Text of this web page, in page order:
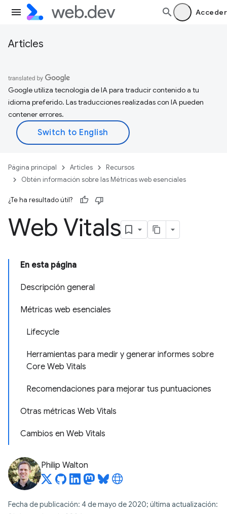
Acceder
Articles
Google utiliza tecnología de IA para traducir contenido a tu
idioma preferido. Las traducciones realizadas con IA pueden
contener errores.
Página principal Articles
Recursos
Obtén información sobre las Métricas web esenciales
¿Te ha resultado útil?
Web Vitals
En esta página
Descripción general
Métricas web esenciales
Lifecycle
Herramientas para medir y generar informes sobre
Core Web Vitals
Recomendaciones para mejorar tus puntuaciones
Otras métricas Web Vitals
Cambios en Web Vitals
Philip Walton
Fecha de publicación: 4 de mayo de 2020; última actualización: